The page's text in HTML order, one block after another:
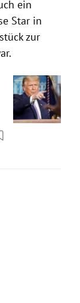
ein
Star in
zur